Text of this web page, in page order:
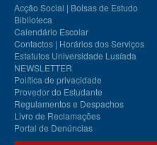
Acção Social | Bolsas de Estudo
Biblioteca
Calendário Escolar
Contactos | Horários dos Serviços
Estatutos Universidade Lusíada
NEWSLETTER
Política de privacidade
Provedor do Estudante
Regulamentos e Despachos
Livro de Reclamações
Portal de Denúncias